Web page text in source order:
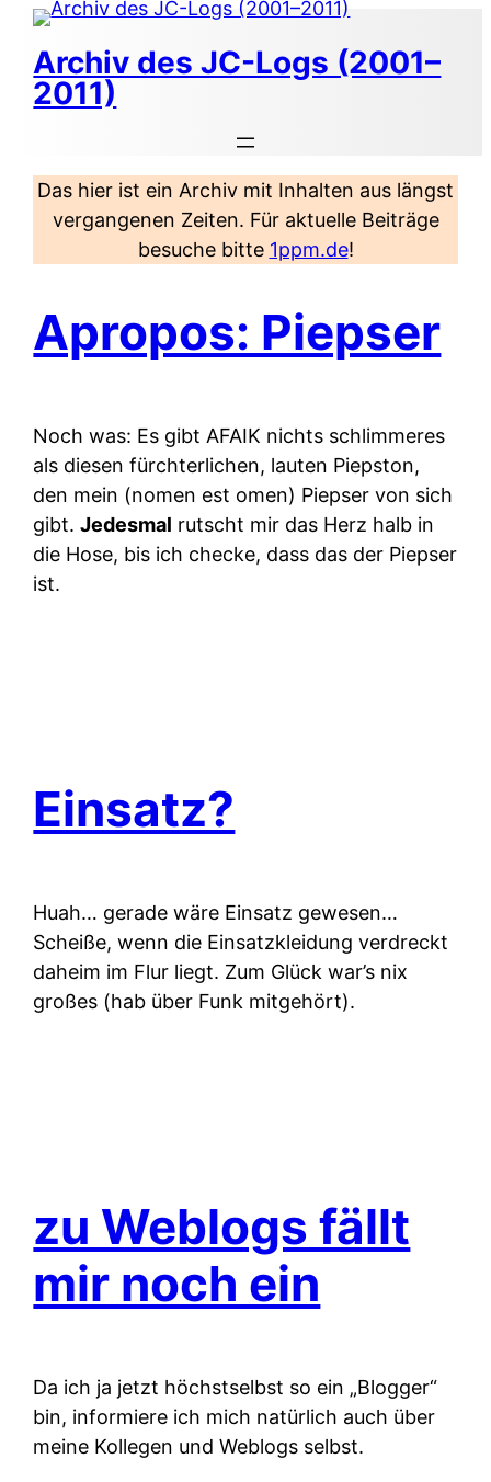
Zum
Inhalt
springen
Archiv des JC-Logs (2001–
2011)
Das hier ist ein Archiv mit Inhalten aus längst
vergangenen Zeiten. Für aktuelle Beiträge
besuche bitte 1ppm.de!
Apropos: Piepser
Noch was: Es gibt AFAIK nichts schlimmeres
als diesen fürchterlichen, lauten Piepston,
den mein (nomen est omen) Piepser von sich
gibt.Jedesmal rutscht mir das Herz halb in
die Hose, bis ich checke, dass das der Piepser
ist.
Einsatz?
Huah… gerade wäre Einsatz gewesen…
Scheiße, wenn die Einsatzkleidung verdreckt
daheim im Flur liegt. Zum Glück war’s nix
großes (hab über Funk mitgehört).
zu Weblogs fällt
mir noch ein
Da ich ja jetzt höchstselbst so ein „Blogger“
bin, informiere ich mich natürlich auch über
meine Kollegen und Weblogs selbst.